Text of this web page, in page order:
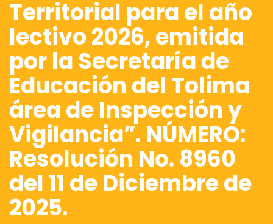
Territorial para el año
lectivo 2026, emitida
por la Secretaría de
Educación del Tolima
área de Inspección y
Vigilancia”. NÚMERO:
Resolución No. 8960
del 11 de Diciembre de
2025.